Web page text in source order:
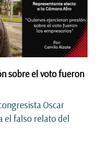
sobre el voto fueron
Oscar
el falso relato del